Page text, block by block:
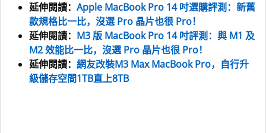
延伸閱讀： Apple MacBook Pro 14 吋選購評測：新舊
款規格比一比，沒選 Pro 晶片也很 Pro！
延伸閱讀： M3 版 MacBook Pro 14 吋評測：與 M1 及
M2 效能比一比，沒選 Pro 晶片也很 Pro！
延伸閱讀： 網友改裝M3 Max MacBook Pro，自行升
級儲存空間1TB直上8TB